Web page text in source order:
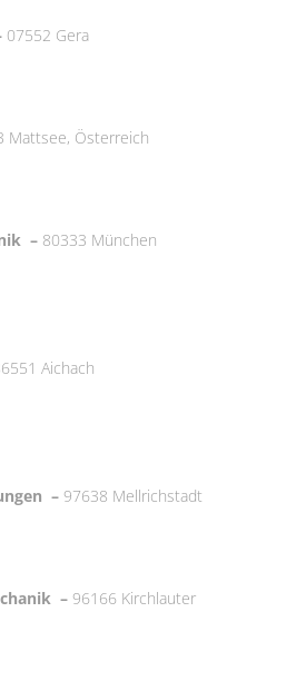
07552 Gera
Mattsee, Österreich
– 80333 München
Aichach
– 97638 Mellrichstadt
– 96166 Kirchlauter